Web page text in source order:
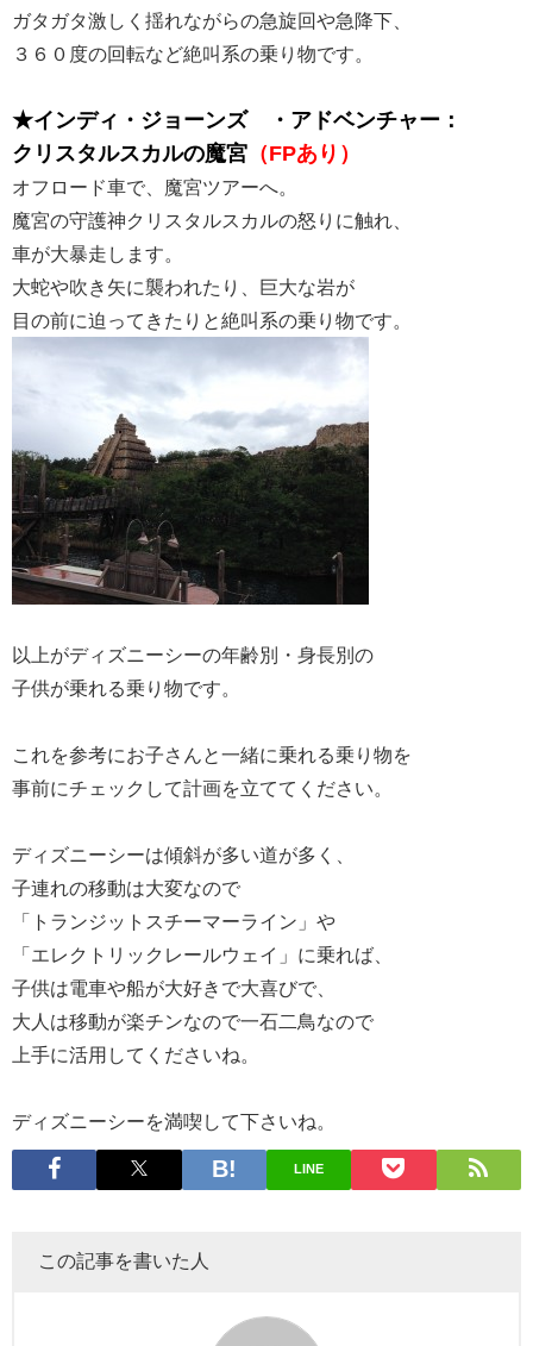
ガタガタ激しく揺れながらの急旋回や急降下、
３６０度の回転など絶叫系の乗り物です。
★インディ・ジョーンズ®・アドベンチャー：
クリスタルスカルの魔宮 （FPあり）
オフロード車で、魔宮ツアーへ。
魔宮の守護神クリスタルスカルの怒りに触れ、
車が大暴走します。
大蛇や吹き矢に襲われたり、巨大な岩が
目の前に迫ってきたりと絶叫系の乗り物です。
以上がディズニーシーの年齢別・身長別の
子供が乗れる乗り物です。
これを参考にお子さんと一緒に乗れる乗り物を
事前にチェックして計画を立ててください。
ディズニーシーは傾斜が多い道が多く、
子連れの移動は大変なので
「トランジットスチーマーライン」や
「エレクトリックレールウェイ」に乗れば、
子供は電車や船が大好きで大喜びで、
大人は移動が楽チンなので一石二鳥なので
上手に活用してくださいね。
ディズニーシーを満喫して下さいね。
LINE
この記事を書いた人